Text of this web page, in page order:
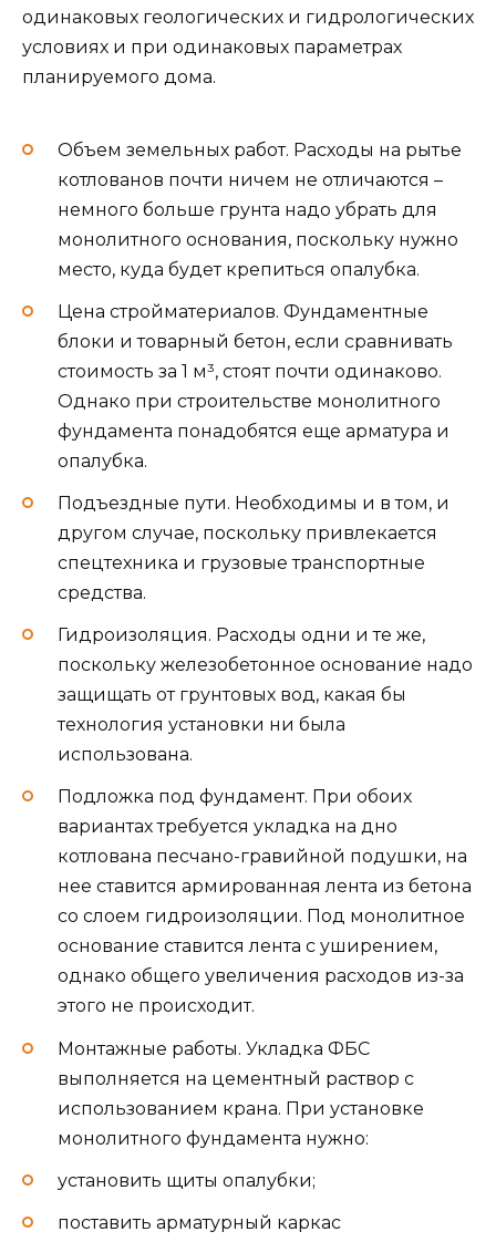
одинаковых геологических и гидрологических
условиях и при одинаковых параметрах
планируемого дома.
Объем земельных работ. Расходы на рытье
котлованов почти ничем не отличаются –
немного больше грунта надо убрать для
монолитного основания, поскольку нужно
место, куда будет крепиться опалубка.
Цена стройматериалов. Фундаментные
блоки и товарный бетон, если сравнивать
стоимость за 1 м³, стоят почти одинаково.
Однако при строительстве монолитного
фундамента понадобятся еще арматура и
опалубка.
Подъездные пути. Необходимы и в том, и
другом случае, поскольку привлекается
спецтехника и грузовые транспортные
средства.
Гидроизоляция. Расходы одни и те же,
поскольку железобетонное основание надо
защищать от грунтовых вод, какая бы
технология установки ни была
использована.
Подложка под фундамент. При обоих
вариантах требуется укладка на дно
котлована песчано-гравийной подушки, на
нее ставится армированная лента из бетона
со слоем гидроизоляции. Под монолитное
основание ставится лента с уширением,
однако общего увеличения расходов из-за
этого не происходит.
Монтажные работы. Укладка ФБС
выполняется на цементный раствор с
использованием крана. При установке
монолитного фундамента нужно:
установить щиты опалубки;
поставить арматурный каркас